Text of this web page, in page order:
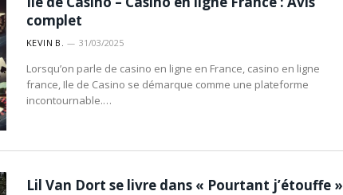
complet
KEVIN B. 31/03/2025
Lorsqu’on parle de casino en ligne en France, casino en ligne
france, Ile de Casino se démarque comme une plateforme
incontournable.…
Lil Van Dort se livre dans « Pourtant j’étouffe »